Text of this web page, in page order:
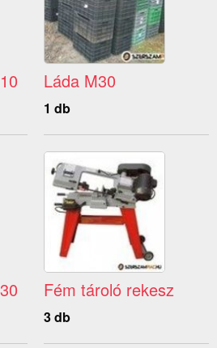
Láda M30
1 db
Fém tároló rekesz
3 db